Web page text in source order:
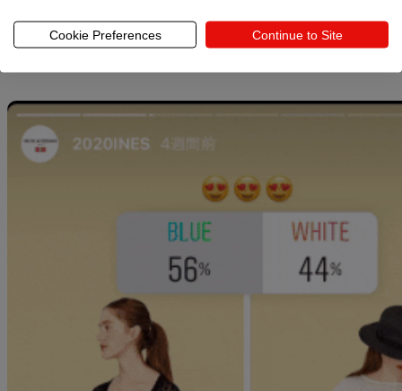
「どっち派？」のインスタストーリーアンケートの使用例
Cookie Preferences Continue to Site